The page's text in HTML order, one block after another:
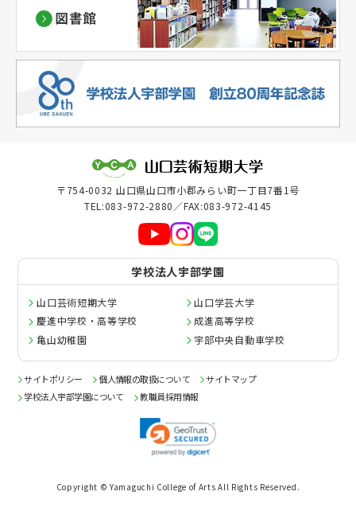
ハラスメント防止対策
教員紹介
情報公表
危機管理
刊行物
併願について
学費
奨学金・経済支援
キャンパスマップ
学生の暮らし
クラブ・サークル
保護者の方へ
〒754-0032 山口県山口市小郡みらい町一丁目7番1号
TEL:083-972-2880／FAX:083-972-4145
学校法人宇部学園
山口芸術短期大学
山口学芸大学
慶進中学校・高等学校
成進高等学校
亀山幼稚園
宇部中央自動車学校
サイトポリシー 個人情報の取扱について
サイトマップ
学校法人宇部学園について
教職員採用情報
Copyright © Yamaguchi College of Arts All Rights Reserved.